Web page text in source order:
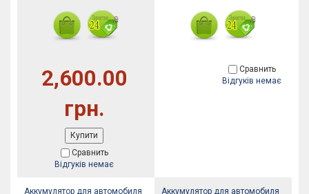
2,600.00
грн.
Купити
Сравнить
Відгуків немає
Сравнить
Відгуків немає
Аккумулятор для автомобиля
Аккумулятор для автомобиля